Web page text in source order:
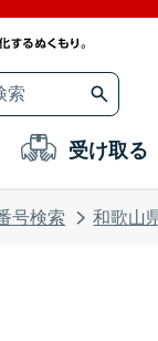
受け取る
号検索 和歌山